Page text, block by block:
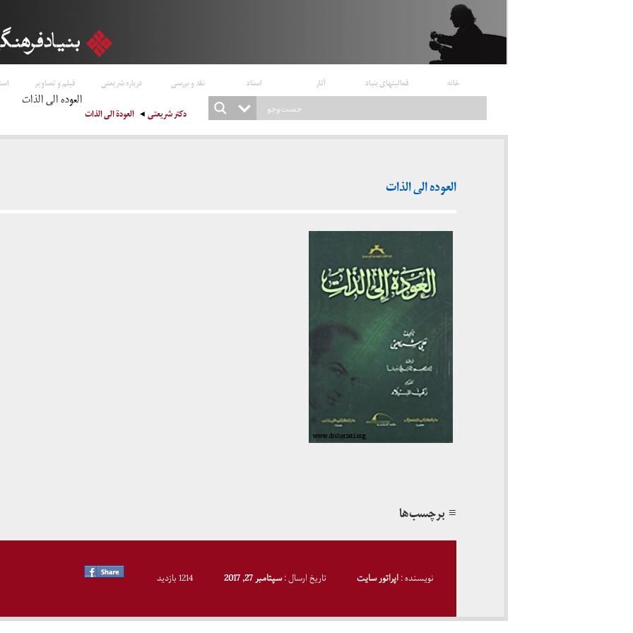
خانه فعالیتهای بنیاد آثار اسناد نقد و بررسی درباره شریعتی فیلم و تصاویر
دکتر شریعتی العودة الی الذات
العوده الی الذات
العوده الی الذات
≡ برچسب‌ها
نویسنده :اپراتور سایت تاریخ ارسال :سپتامبر 27, 2017 1214 بازدید